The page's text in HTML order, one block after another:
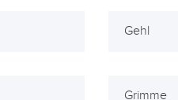
Gehl
Grimme